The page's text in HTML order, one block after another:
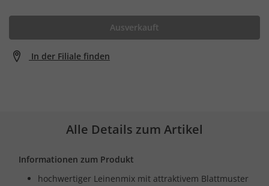
Ausverkauft
In der Filiale finden
Alle Details zum Artikel
Informationen zum Produkt
hochwertiger Leinenmix mit attraktivem Blattmuster